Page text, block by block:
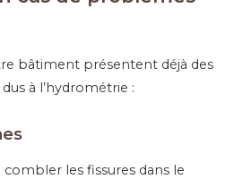
bâtiment présentent déjà des
à l’hydrométrie :
les fissures dans le